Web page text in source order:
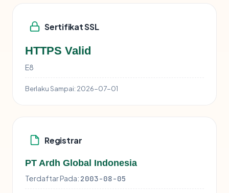
Sertifikat SSL
HTTPS Valid
E8
Berlaku Sampai: 2026-07-01
Registrar
PT Ardh Global Indonesia
Terdaftar Pada: 2003-08-05